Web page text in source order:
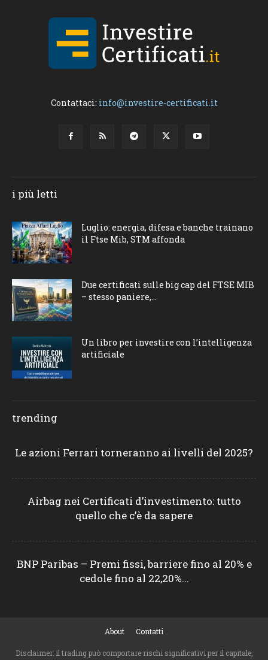
Contattaci: info@investire-certificati.it
i più letti
Luglio: energia, difesa e banche trainano
il Ftse Mib, STM affonda
Due certificati sulle big cap del FTSE MIB
– stesso paniere,...
Un libro per investire con l’intelligenza
artificiale
trending
Le azioni Ferrari torneranno ai livelli del 2025?
Airbag nei Certificati d’investimento: tutto
quello che c’è da sapere
BNP Paribas – Premi fissi, barriere fino al 20% e
cedole fino al 22,20%...
About Contatti
Disclaimer: il trading può comportare rischi significativi per il capitale,